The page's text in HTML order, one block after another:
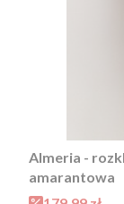
Almeria -
amarantowa